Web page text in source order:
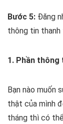
Bước 5: Đăng
thông tin thanh
1. Phần thông
Bạn nào muốn
thật của mình
tháng thì có